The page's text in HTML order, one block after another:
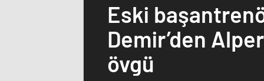
Eski
Demir’den
övgü